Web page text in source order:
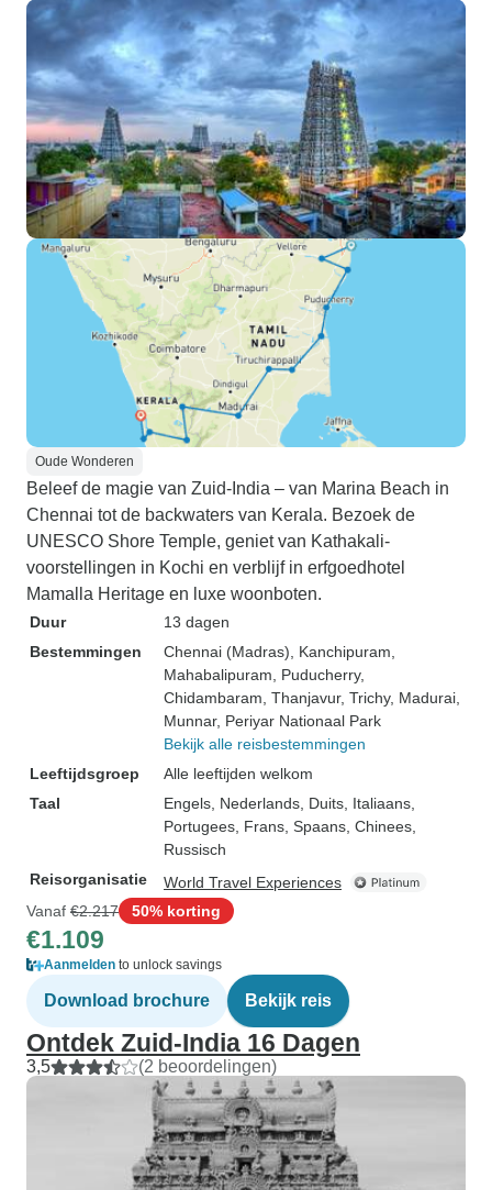
Oude Wonderen
Beleef de magie van Zuid-India – van Marina Beach in
Chennai tot de backwaters van Kerala. Bezoek de
UNESCO Shore Temple, geniet van Kathakali-
voorstellingen in Kochi en verblijf in erfgoedhotel
Mamalla Heritage en luxe woonboten.
Duur
13 dagen
Bestemmingen
Chennai (Madras) , Kanchipuram
Mahabalipuram , Puducherry,
Chidambaram , Thanjavur, Trichy, Madurai
Munnar, Periyar Nationaal Park
Bekijk alle reisbestemmingen
Leeftijdsgroep
Alle leeftijden welkom
Taal
Engels, Nederlands, Duits, Italiaans,
Portugees, Frans, Spaans, Chinees,
Russisch
Reisorganisatie
World Travel Experiences
Vanaf €2.217 50% korting
€1.109
Aanmelden to unlock savings
Download brochure Bekijk reis
Ontdek Zuid-India 16 Dagen
3,5 (2 beoordelingen)